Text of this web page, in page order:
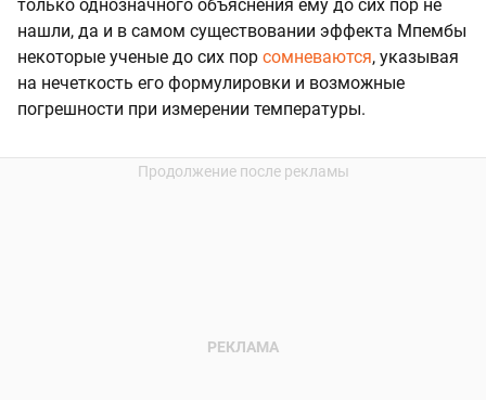
только однозначного объяснения ему до сих пор не
нашли, да и в самом существовании эффекта Мпембы
некоторые ученые до сих пор сомневаются, указывая
на нечеткость его формулировки и возможные
погрешности при измерении температуры.